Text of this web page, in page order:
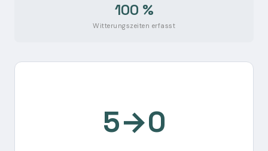
100 %
Witterungszeiten erfasst
5→0